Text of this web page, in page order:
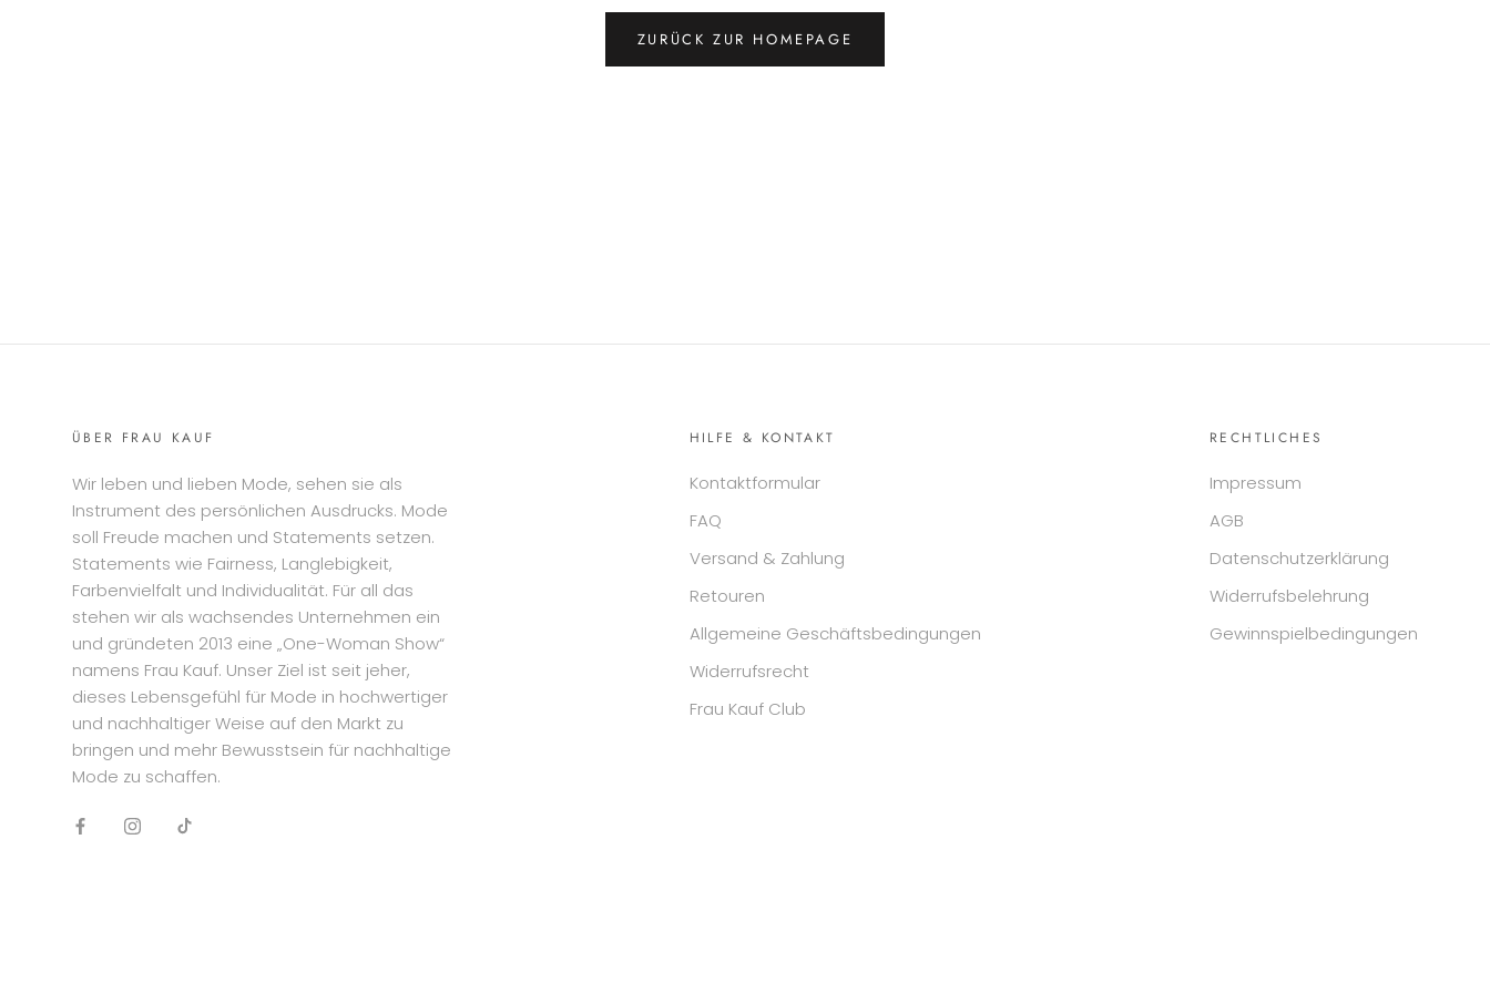
ZURÜCK ZUR HOMEPAGE
ÜBER FRAU KAUF
Wir leben und lieben Mode, sehen sie als
Instrument des persönlichen Ausdrucks. Mode
soll Freude machen und Statements setzen.
Statements wie Fairness, Langlebigkeit,
Farbenvielfalt und Individualität. Für all das
stehen wir als wachsendes Unternehmen ein
und gründeten 2013 eine „One-Woman Show“
namens Frau Kauf. Unser Ziel ist seit jeher,
dieses Lebensgefühl für Mode in hochwertiger
und nachhaltiger Weise auf den Markt zu
bringen und mehr Bewusstsein für nachhaltige
Mode zu schaffen.
HILFE & KONTAKT
Kontaktformular
FAQ
Versand & Zahlung
Retouren
Allgemeine Geschäftsbedingungen
Widerrufsrecht
Frau Kauf Club
RECHTLICHES
Impressum
AGB
Datenschutzerklärung
Widerrufsbelehrung
Gewinnspielbedingungen